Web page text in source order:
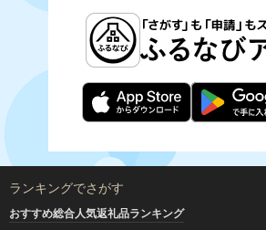
ランキングでさがす
おすすめ総合人気返礼品ランキング